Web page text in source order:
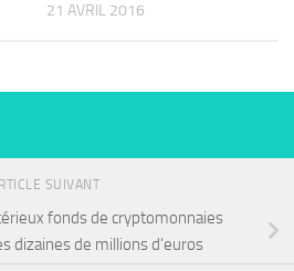
21 AVRIL 2016
SUIVANT
fonds de cryptomonnaies
dizaines de millions d’euros